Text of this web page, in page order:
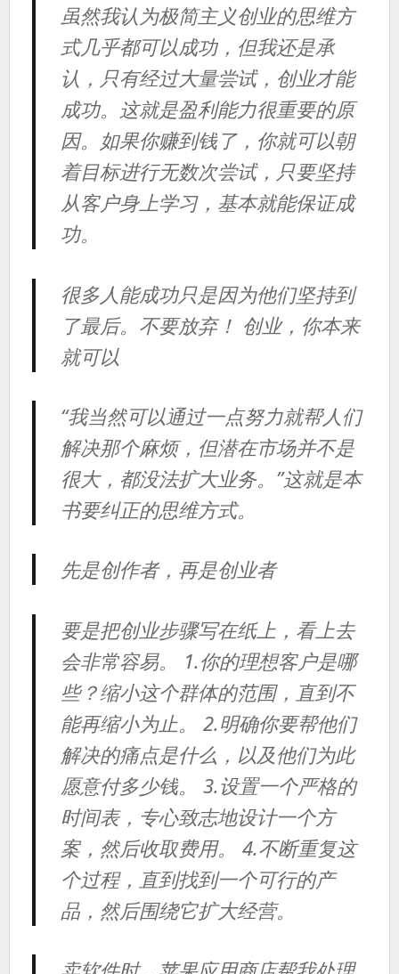
虽然我认为极简主义创业的思维方
式几乎都可以成功，但我还是承
认，只有经过大量尝试，创业才能
成功。这就是盈利能力很重要的原
因。如果你赚到钱了，你就可以朝
着目标进行无数次尝试，只要坚持
从客户身上学习，基本就能保证成
功。
很多人能成功只是因为他们坚持到
了最后。不要放弃！ 创业，你本来
就可以
“我当然可以通过一点努力就帮人们
解决那个麻烦，但潜在市场并不是
很大，都没法扩大业务。”这就是本
书要纠正的思维方式。
先是创作者，再是创业者
要是把创业步骤写在纸上，看上去
会非常容易。 1.你的理想客户是哪
些？缩小这个群体的范围，直到不
能再缩小为止。 2.明确你要帮他们
解决的痛点是什么，以及他们为此
愿意付多少钱。 3.设置一个严格的
时间表，专心致志地设计一个方
案，然后收取费用。 4.不断重复这
个过程，直到找到一个可行的产
品，然后围绕它扩大经营。